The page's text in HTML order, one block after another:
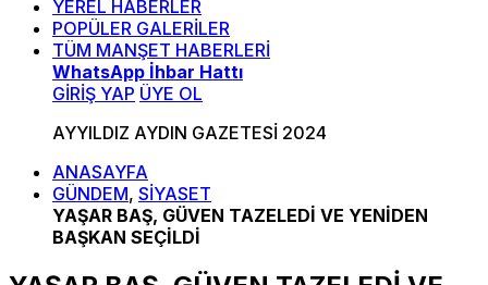
YEREL HABERLER
POPÜLER GALERİLER
TÜM MANŞET HABERLERİ
WhatsApp İhbar Hattı
GİRİŞ YAP ÜYE OL
AYYILDIZ AYDIN GAZETESİ 2024
ANASAYFA
GÜNDEM, SİYASET
YAŞAR BAŞ, GÜVEN TAZELEDİ VE YENİDEN
BAŞKAN SEÇİLDİ